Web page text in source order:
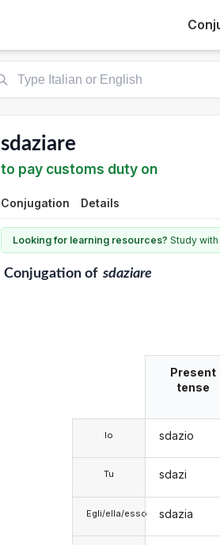
sdaziare
to pay customs duty on
Conjugation Details
Looking for learning resources? Study
Conjugationof sdaziare
Io
Tu
Egli/ella/esso
Present
tense
sdazio
sdazi
sdazia